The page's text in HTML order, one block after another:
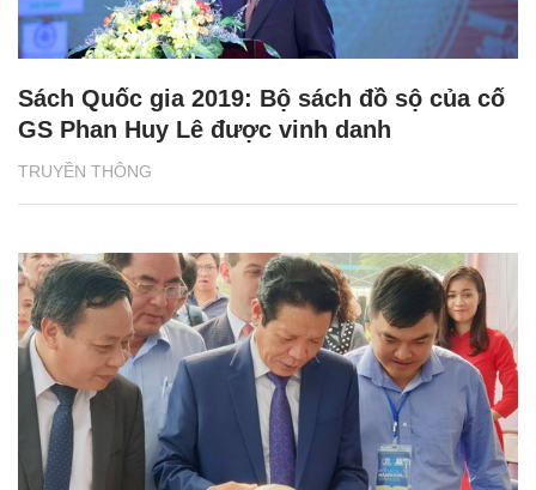
TRUYỀN THÔNG
Sách Quốc gia 2019: Bộ sách đồ sộ của cố
GS Phan Huy Lê được vinh danh